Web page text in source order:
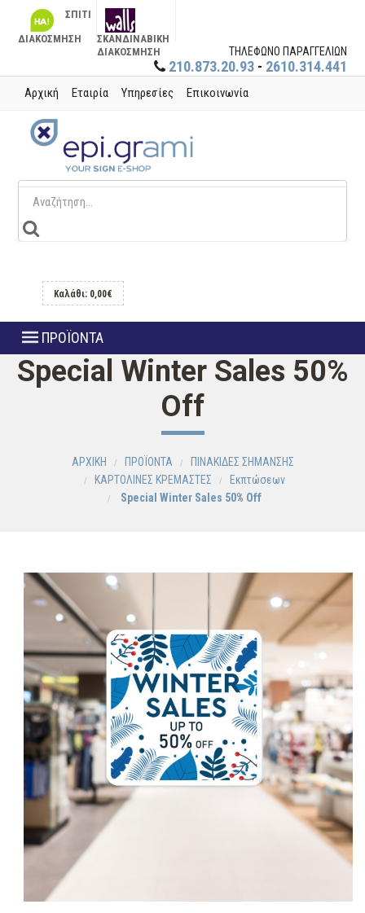
ΣΠΙΤΙ
ΔΙΑΚΟΣΜΗΣΗ
ΣΚΑΝΔΙΝΑΒΙΚΗ
ΔΙΑΚΟΣΜΗΣΗ
ΤΗΛΕΦΩΝΟ ΠΑΡΑΓΓΕΛΙΩΝ
210.873.20.93 - 2610.314.441
Αρχική Εταιρία Υπηρεσίες Επικοινωνία
Καλάθι: 0,00€
ΠΡΟΪΟΝΤΑ
Special Winter Sales 50%
Off
ΑΡΧΙΚΗ ΠΡΟΪΟΝΤΑ
ΠΙΝΑΚΙΔΕΣ ΣΗΜΑΝΣΗΣ
ΚΑΡΤΟΛΙΝΕΣ ΚΡΕΜΑΣΤΕΣ
Εκπτώσεων
Special Winter Sales 50% Off